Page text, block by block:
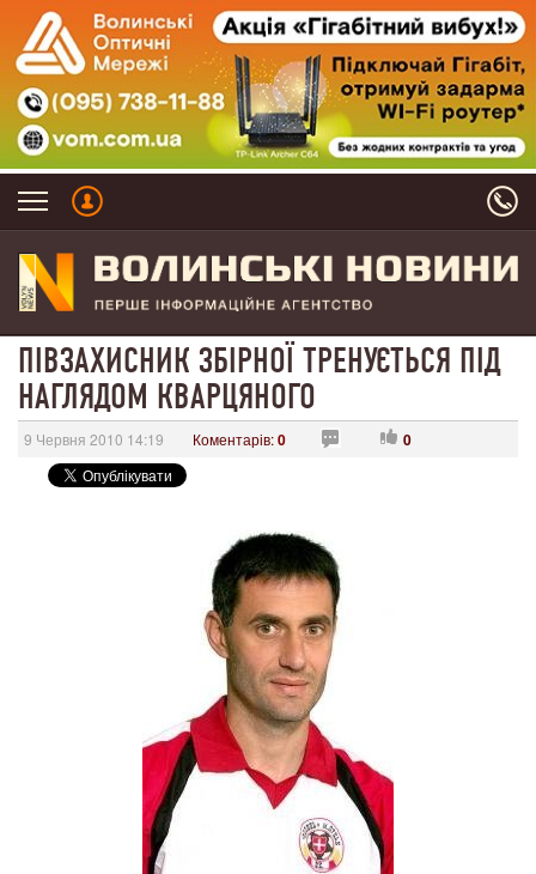
ПІВЗАХИСНИК ЗБІРНОЇ ТРЕНУЄТЬСЯ ПІД
НАГЛЯДОМ КВАРЦЯНОГО
9 Червня 2010 14:19 Коментарів:0 0